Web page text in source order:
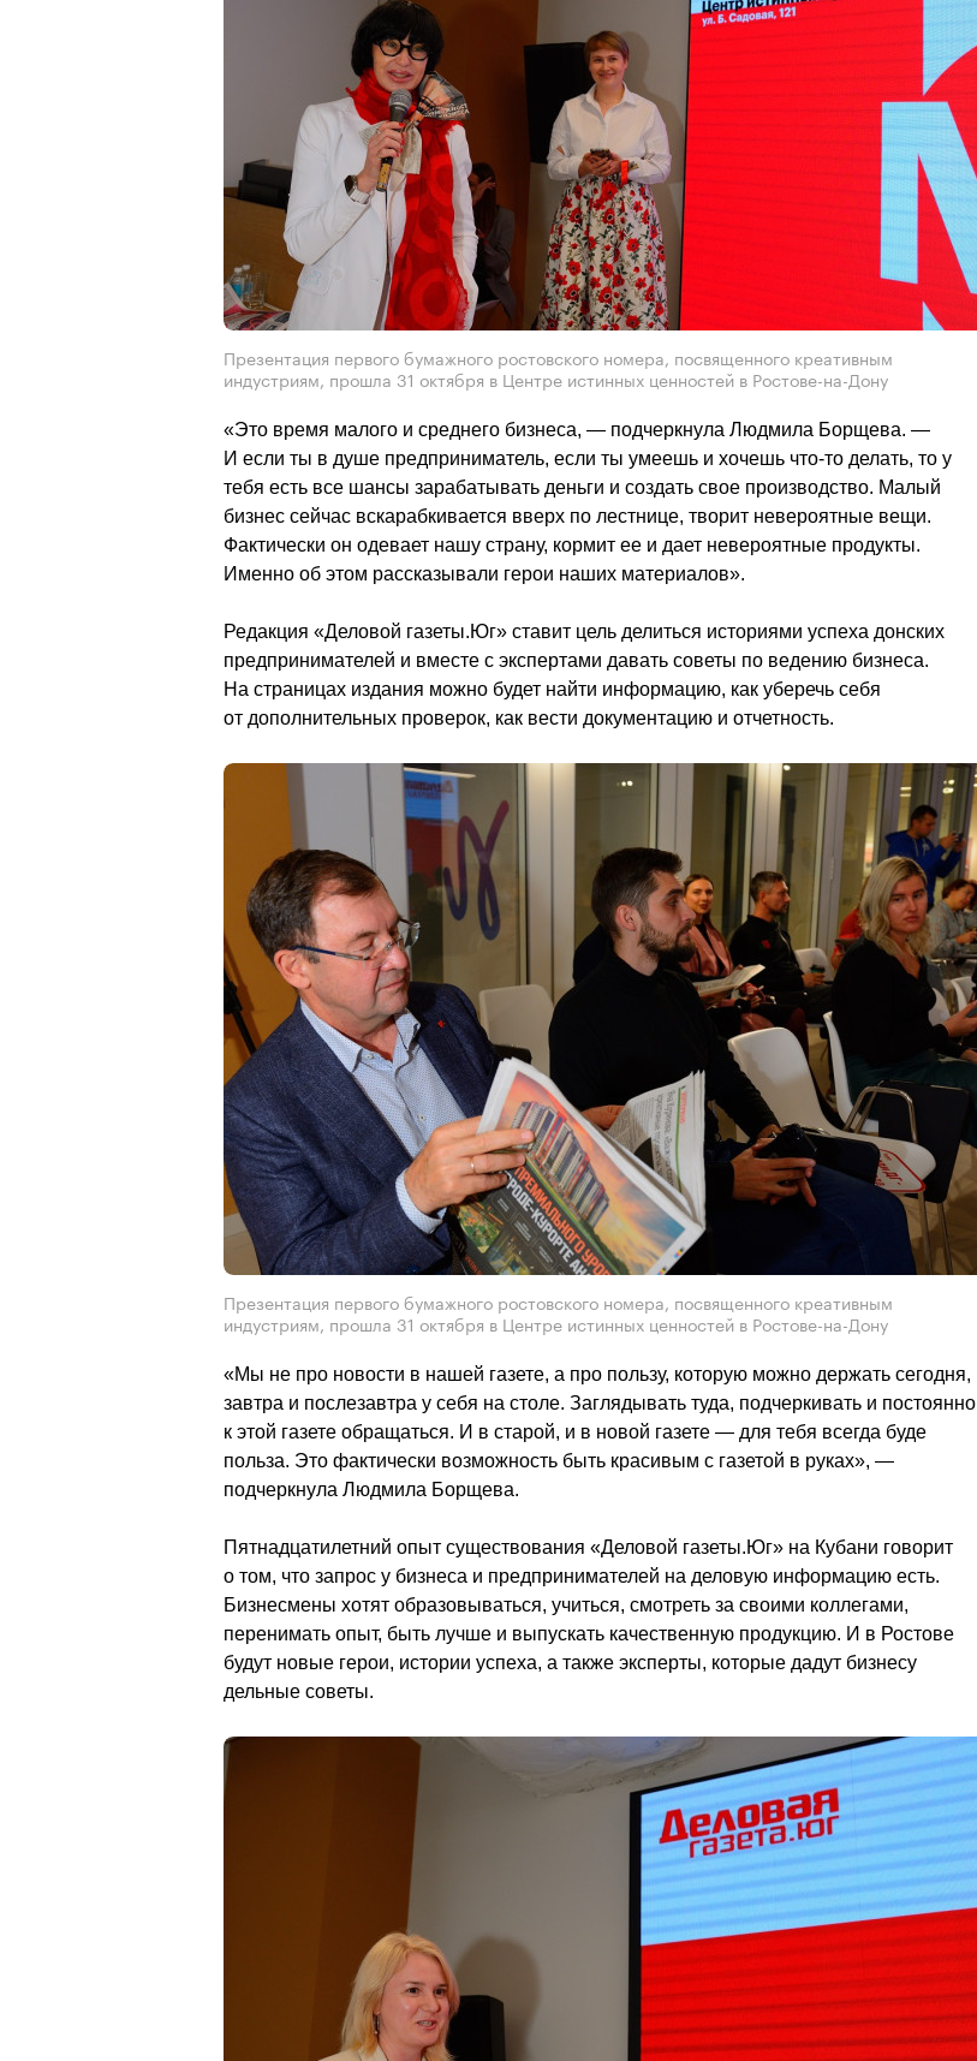
Презентация первого бумажного ростовского номера, посвященного креативным
индустриям, прошла 31 октября в Центре истинных ценностей в Ростове-на-Дону
«Это время малого и среднего бизнеса, — подчеркнула Людмила Борщева. —
И если ты в душе предприниматель, если ты умеешь и хочешь что-то делать, то у
тебя есть все шансы зарабатывать деньги и создать свое производство. Малый
бизнес сейчас вскарабкивается вверх по лестнице, творит невероятные вещи.
Фактически он одевает нашу страну, кормит ее и дает невероятные продукты.
Именно об этом рассказывали герои наших материалов».
Редакция «Деловой газеты.Юг» ставит цель делиться историями успеха донских
предпринимателей и вместе с экспертами давать советы по ведению бизнеса.
На страницах издания можно будет найти информацию, как уберечь себя
Презентация первого бумажного ростовского номера, посвященного креативным
индустриям, прошла 31 октября в Центре истинных ценностей в Ростове-на-Дону
«Мы не про новости в нашей газете, а про пользу, которую можно держать сегодня,
завтра и послезавтра у себя на столе. Заглядывать туда, подчеркивать и постоянно
к этой газете обращаться. И в старой, и в новой газете — для тебя всегда буде
польза. Это фактически возможность быть красивым с газетой в руках», —
подчеркнула Людмила Борщева.
Пятнадцатилетний опыт существования «Деловой газеты.Юг» на Кубани говорит
о том, что запрос у бизнеса и предпринимателей на деловую информацию есть.
Бизнесмены хотят образовываться, учиться, смотреть за своими коллегами,
перенимать опыт, быть лучше и выпускать качественную продукцию. И в Ростове
будут новые герои, истории успеха, а также эксперты, которые дадут бизнесу
дельные советы.